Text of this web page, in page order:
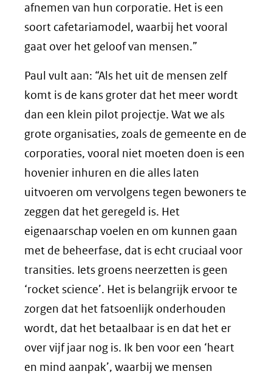
afnemen van hun corporatie. Het is een
soort cafetariamodel, waarbij het vooral
gaat over het geloof van mensen.”
Paul vult aan: “Als het uit de mensen zelf
komt is de kans groter dat het meer wordt
dan een klein pilot projectje. Wat we als
grote organisaties, zoals de gemeente en de
corporaties, vooral niet moeten doen is een
hovenier inhuren en die alles laten
uitvoeren om vervolgens tegen bewoners te
zeggen dat het geregeld is. Het
eigenaarschap voelen en om kunnen gaan
met de beheerfase, dat is echt cruciaal voor
transities. Iets groens neerzetten is geen
‘rocket science’. Het is belangrijk ervoor te
zorgen dat het fatsoenlijk onderhouden
wordt, dat het betaalbaar is en dat het er
over vijf jaar nog is. Ik ben voor een ‘heart
en mind aanpak’, waarbij we mensen